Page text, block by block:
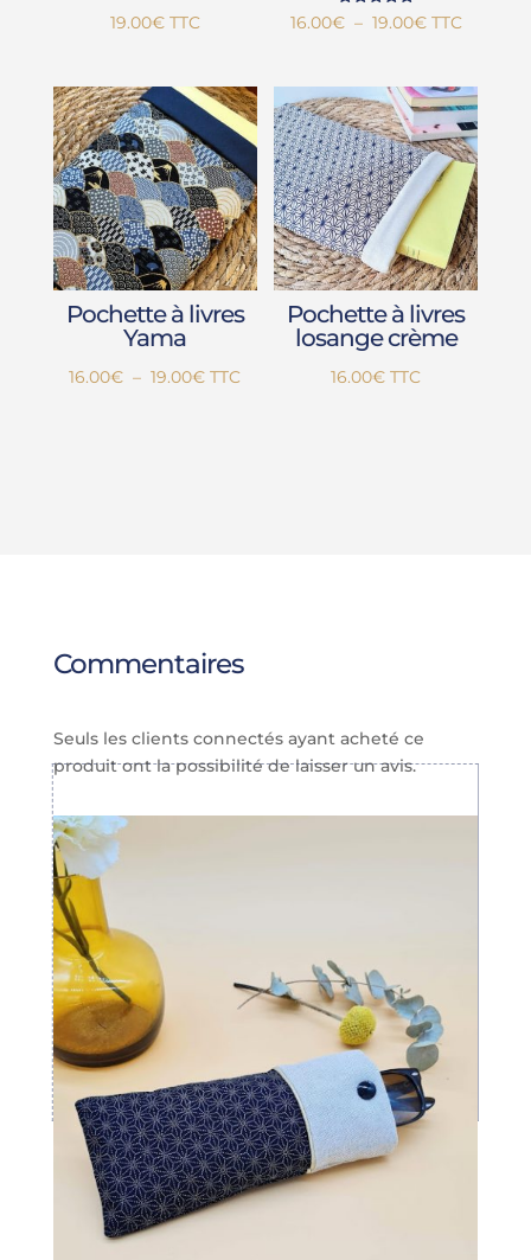
19.00€ TTC
Note
5.00
16.00€ – 19.00€Plage
prix :
16.00€
à
19.00€
TTC
Pochette à livres
Yama
16.00€ – 19.00€Plage
TTC
Pochette à livres
losange crème
16.00€ TTC
Commentaires
Seuls les clients connectés ayant acheté ce
produit ont la possibilité de laisser un avis.